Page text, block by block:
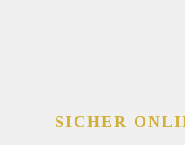
SICHER